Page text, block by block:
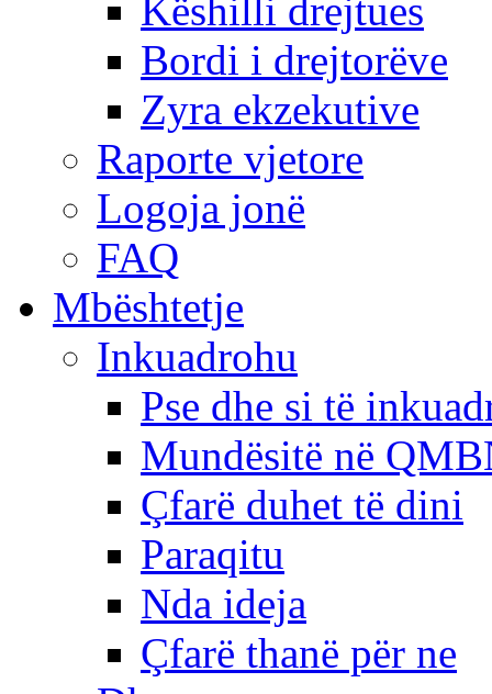
Këshilli drejtues
Bordi i drejtorëve
Zyra ekzekutive
Raporte vjetore
Logoja jonë
FAQ
Mbështetje
Inkuadrohu
Pse dhe si të
Mundësitë në
Çfarë duhet të dini
Paraqitu
Nda ideja
Çfarë thanë për ne